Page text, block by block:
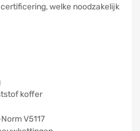
certificering, welke noodzakelijk
koffer
V5117